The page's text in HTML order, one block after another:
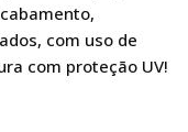
com uso de
com proteção UV!